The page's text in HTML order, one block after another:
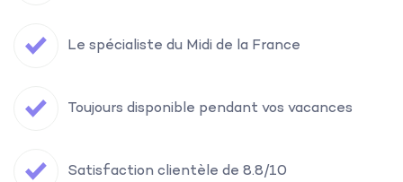
Le spécialiste du Midi de la France
Toujours disponible pendant vos vacances
Satisfaction clientèle de 8.8/10